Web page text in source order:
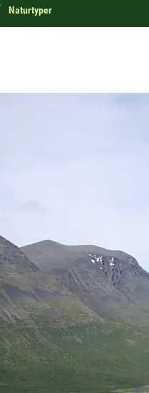
Naturtyper